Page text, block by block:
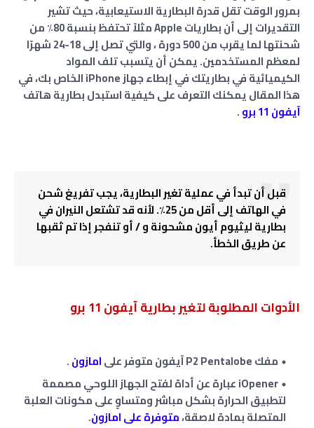
بمرور الوقت تقل قدرة البطارية الاستيعابية، حيث تشير
التقديرات إلى أن بطاريات Apple مثلاً تحتفظ بنسبة 80٪ من
شحنتها لما يقرب من 500 دورة ، والتي تصل إلى 18-24 شهرًا
لمعظم المستخدمين. يمكن أن يتسبب تلف المواد
الكيميائية في بطاريتك في إبطاء جهاز iPhone الخاص بك، في
هذا المقال يمكنك التعرف على كيفية استبدل بطارية هاتف
آيفون 11 برو
.
قبل أن تبدأ في عملية تغير البطارية، يجب تفريغ شحن
في الهاتف إلى أقل من 25٪. لأنه قد تشتعل النيران في
بطارية ليثيوم أيون مشحونة و / أو تنفجر إذا تم ثقبها
عن طريق الخطأ.
الأدوات المطلوبة لتغير بطارية آيفون 11 برو
مفك P2 Pentalobe آيفون متوفر على امازون.
iOpener عبارة عن أداة لفتح الجهاز اللوحي مصممة
لتطبيق الحرارة بشكل مباشر ومتساوٍ على مكونات العلبة
المتصلة بمادة لاصقة،متوفرة على امازون.